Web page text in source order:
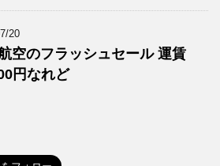
20
空のフラッシュセール 運賃
円なれど